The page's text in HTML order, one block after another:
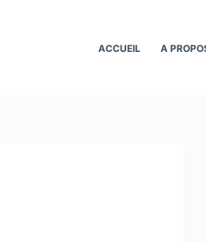
ACCUEIL A